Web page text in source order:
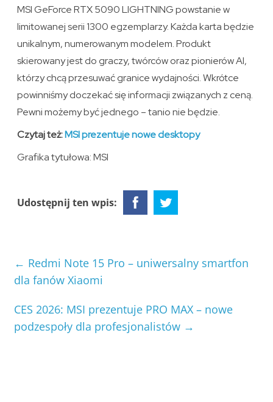
MSI GeForce RTX 5090 LIGHTNING powstanie w
limitowanej serii 1300 egzemplarzy. Każda karta będzie
unikalnym, numerowanym modelem. Produkt
skierowany jest do graczy, twórców oraz pionierów AI,
którzy chcą przesuwać granice wydajności. Wkrótce
powinniśmy doczekać się informacji związanych z ceną.
Pewni możemy być jednego – tanio nie będzie.
Czytaj też:MSI prezentuje nowe desktopy
Grafika tytułowa: MSI
Udostępnij ten wpis:
← Redmi Note 15 Pro – uniwersalny smartfon
dla fanów Xiaomi
CES 2026: MSI prezentuje PRO MAX – nowe
podzespoły dla profesjonalistów →